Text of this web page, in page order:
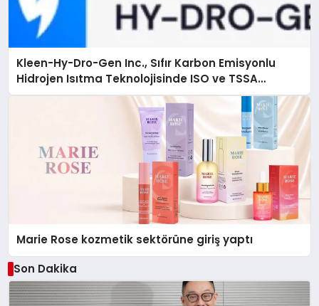
Kleen-Hy-Dro-Gen Inc., Sıfır Karbon Emisyonlu
Hidrojen Isıtma Teknolojisinde ISO ve TSSA
Düzenleyici Onaylarını Aldı
Marie Rose kozmetik sektörüne giriş yaptı
Son Dakika